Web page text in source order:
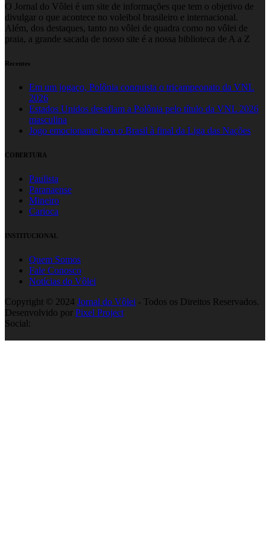
O Jornal do Vôlei é um site de informações que tem o objetivo de
divulgar o que acontece no voleibol brasileiro e internacional.
Além, dos destaques, tanto no vôlei de quadra como no vôlei de
praia, a grande sacada de nosso site é a nossa biblioteca de A a Z
Recentes
Em um jogaço, Polônia conquista o tricampeonato da VNL
2026
Estados Unidos desafiam a Polônia pelo título da VNL 2026
masculina
Jogo emocionante leva o Brasil à final da Liga das Nações
COBERTURA
Paulista
Paranaense
Mineiro
Carioca
INSTITUCIONAL
Quem Somos
Fale Conosco
Notícias do Vôlei
Copyright © 2024 Jornal do Vôlei - Todos os Direitos Reservados.
Desenvolvido por Pixel Project
Social: